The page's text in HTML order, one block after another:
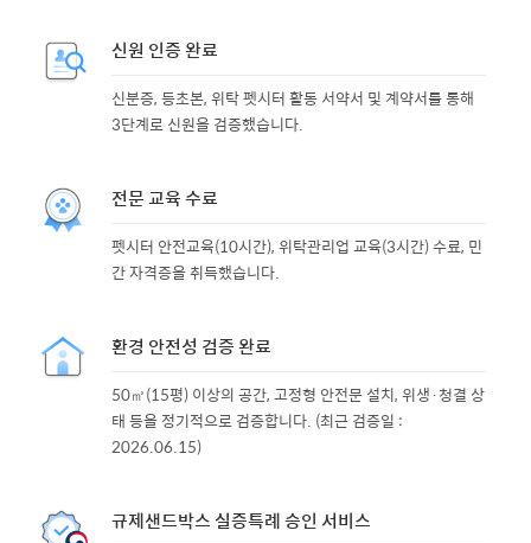
신원 인증 완료
신분증, 등초본, 위탁 펫시터 활동 서약서 및 계약서를 통해
3단계로 신원을 검증했습니다.
전문 교육 수료
펫시터 안전교육(10시간), 위탁관리업 교육(3시간) 수료, 민
간 자격증을 취득했습니다.
환경 안전성 검증 완료
50㎡(15평) 이상의 공간, 고정형 안전문 설치, 위생·청결 상
태 등을 정기적으로 검증합니다. (최근 검증일 :
2026.06.15)
규제샌드박스 실증특례 승인 서비스